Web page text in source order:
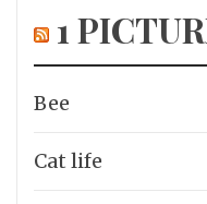
1
Bee
Cat life